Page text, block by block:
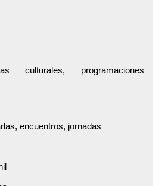
culturales, programaciones
encuentros, jornadas